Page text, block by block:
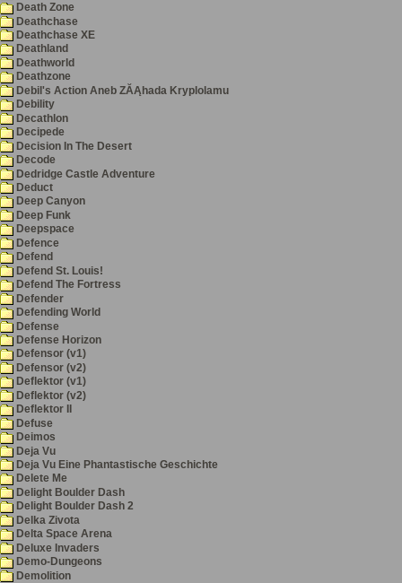
Death Zone
Deathchase
Deathchase XE
Deathland
Deathworld
Deathzone
Debil's Action Aneb ZĂĄhada Kryplolamu
Debility
Decathlon
Decipede
Decision In The Desert
Decode
Dedridge Castle Adventure
Deduct
Deep Canyon
Deep Funk
Deepspace
Defence
Defend
Defend St. Louis!
Defend The Fortress
Defender
Defending World
Defense
Defense Horizon
Defensor (v1)
Defensor (v2)
Deflektor (v1)
Deflektor (v2)
Deflektor II
Defuse
Deimos
Deja Vu
Deja Vu Eine Phantastische Geschichte
Delete Me
Delight Boulder Dash
Delight Boulder Dash 2
Delka Zivota
Delta Space Arena
Deluxe Invaders
Demo-Dungeons
Demolition